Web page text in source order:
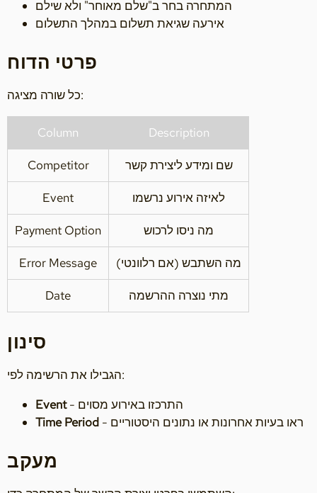
המתחרה בחר ב"שלם מאוחר" ולא שילם
אירעה שגיאת תשלום במהלך התשלום
פרטי הדוח
כל שורה מציגה:
Column Description
Competitor שם ומידע ליצירת קשר
Event לאיזה אירוע נרשמו
Payment Option מה ניסו לרכוש
Error Message מה השתבש (אם רלוונטי)
Date מתי נוצרה ההרשמה
סינון
הגבילו את הרשימה לפי:
Event
- התרכזו באירוע מסוים
Time Period
- ראו בעיות אחרונות או נתונים היסטוריים
מעקב